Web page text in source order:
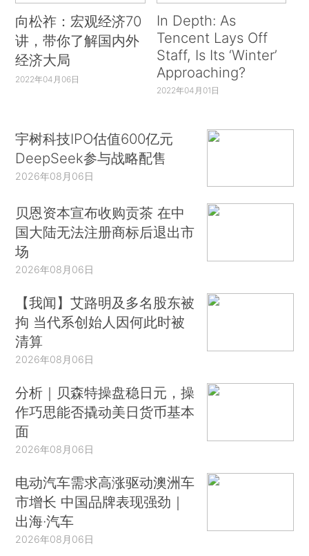
向松祚：宏观经济70
讲，带你了解国内外
经济大局
2022年04月06日
In Depth: As
Tencent Lays Off
Staff, Is Its ‘Winter’
Approaching?
2022年04月01日
宇树科技IPO估值600亿元
DeepSeek参与战略配售
2026年08月06日
贝恩资本宣布收购贡茶 在中
国大陆无法注册商标后退出市
场
2026年08月06日
【我闻】艾路明及多名股东被
拘 当代系创始人因何此时被
清算
2026年08月06日
分析｜贝森特操盘稳日元，操
作巧思能否撬动美日货币基本
面
2026年08月06日
电动汽车需求高涨驱动澳洲车
市增长 中国品牌表现强劲｜
出海·汽车
2026年08月06日